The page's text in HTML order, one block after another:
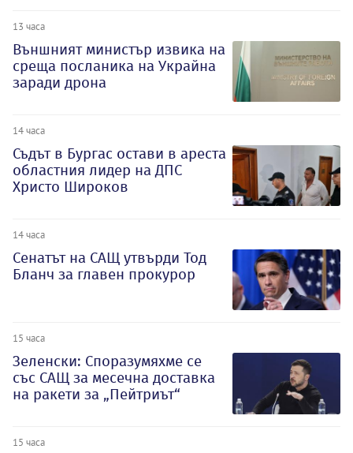
13 часа
Външният министър извика на
среща посланика на Украйна
заради дрона
14 часа
Съдът в Бургас остави в ареста
областния лидер на ДПС
Христо Широков
14 часа
Сенатът на САЩ утвърди Тод
Бланч за главен прокурор
15 часа
Зеленски: Споразумяхме се
със САЩ за месечна доставка
на ракети за „Пейтриът“
15 часа